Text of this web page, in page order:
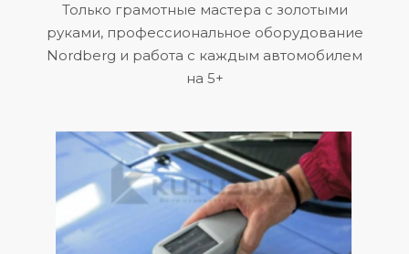
Только грамотные мастера с золотыми
руками, профессиональное оборудование
Nordberg и работа с каждым автомобилем
на 5+